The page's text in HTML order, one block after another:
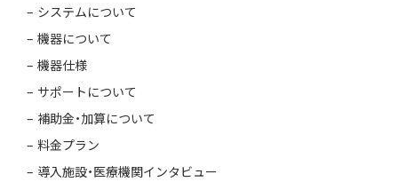
システムについて
機器について
機器仕様
サポートについて
補助金・加算について
料金プラン
導入施設・医療機関インタビュー